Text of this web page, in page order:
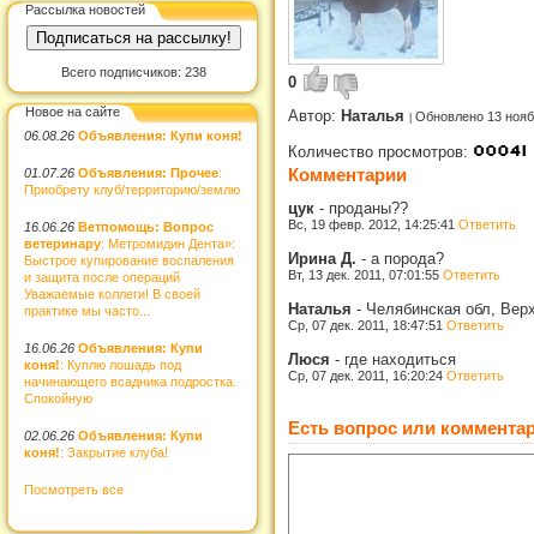
Рассылка новостей
Всего подписчиков: 238
Новое на сайте
06.08.26 Объявления: Купи коня!
01.07.26 Объявления: Прочее:
Приобрету клуб/территорию/землю
16.06.26 Ветпомощь: Вопрос
ветеринару: Метромидин Дента»:
Быстрое купирование воспаления
и защита после операций
Уважаемые коллеги! В своей
практике мы часто...
16.06.26 Объявления: Купи
коня!: Куплю лошадь под
начинающего всадника подростка.
Спокойную
02.06.26 Объявления: Купи
коня!: Закрытие клуба!
Посмотреть все
0
Автор: Наталья Обновлено 13
Количество просмотров:
Комментарии
цук - проданы??
Вс, 19 февр. 2012, 14:25:41 Ответить
Ирина Д. - а порода?
Вт, 13 дек. 2011, 07:01:55 Ответить
Наталья - Челябинская обл,
Ср, 07 дек. 2011, 18:47:51 Ответить
Люся - где находиться
Ср, 07 дек. 2011, 16:20:24 Ответить
Есть вопрос или